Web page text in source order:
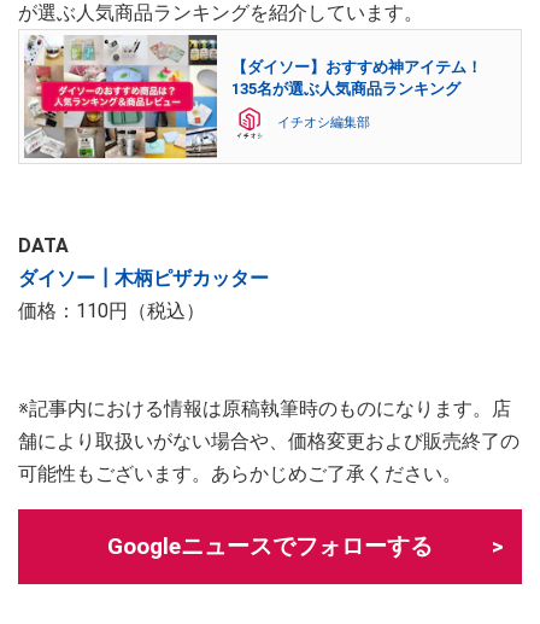
が選ぶ人気商品ランキングを紹介しています。
【ダイソー】おすすめ神アイテム！
135名が選ぶ人気商品ランキング
イチオシ編集部
DATA
ダイソー┃木柄ピザカッター
価格：110円（税込）
※記事内における情報は原稿執筆時のものになります。店
舗により取扱いがない場合や、価格変更および販売終了の
可能性もございます。あらかじめご了承ください。
Googleニュースでフォローする